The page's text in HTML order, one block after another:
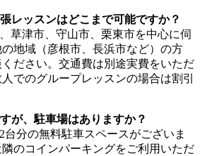
レッスンはどこまで可能ですか？
草津市、守山市、栗東市を中心に伺
地域（彦根市、長浜市など）の方
ださい。交通費は別途実費をいただ
でのグループレッスンの場合は割引
が、駐車場はありますか？
台分の無料駐車スペースがございま
のコインパーキングをご利用いただ